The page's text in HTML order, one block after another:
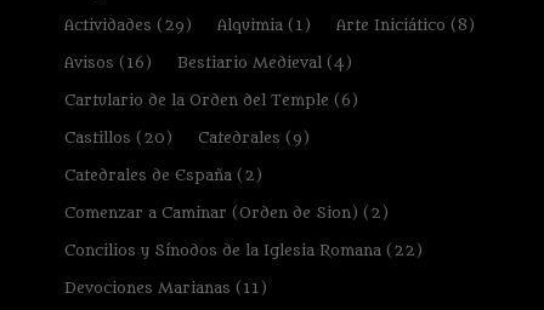
Actividades (29) Alquimia(1) Arte Iniciático (8)
Avisos (16) Bestiario Medieval(4)
Cartulario de la Orden del Temple (6)
Castillos (20) Catedrales (9)
Catedrales de España(2)
Comenzar a Caminar (Orden de Sion) (2)
Concilios y Sínodos de la Iglesia Romana(22)
Devociones Marianas (11)